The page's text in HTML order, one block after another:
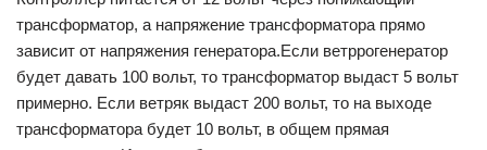
трансформатор, а напряжение трансформатора прямо
зависит от напряжения генератора.Если ветррогенератор
будет давать 100 вольт, то трансформатор выдаст 5 вольт
примерно. Если ветряк выдаст 200 вольт, то на выходе
трансформатора будет 10 вольт, в общем прямая